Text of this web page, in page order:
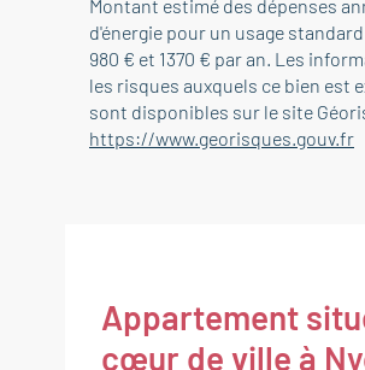
Montant estimé des dépenses
d'énergie pour un usage
980 € et 1370 € par an. Les
les risques auxquels ce bien est
sont disponibles sur le site
https://www.georisques.gouv.fr
Appartement
cœur de ville à